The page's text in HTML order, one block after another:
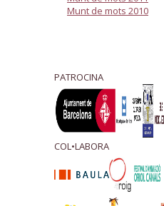
Munt de mots 2010
PATROCINA
COL•LABORA